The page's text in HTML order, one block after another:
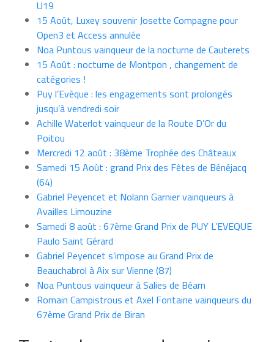
U19
15 Août, Luxey souvenir Josette Compagne pour
Open3 et Access annulée
Noa Puntous vainqueur de la nocturne de Cauterets
15 Août : nocturne de Montpon , changement de
catégories !
Puy l’Evèque : les engagements sont prolongés
jusqu’à vendredi soir
Achille Waterlot vainqueur de la Route D’Or du
Poitou
Mercredi 12 août : 38ème Trophée des Châteaux
Samedi 15 Août : grand Prix des Fêtes de Bénéjacq
(64)
Gabriel Peyencet et Nolann Garnier vainqueurs à
Availles Limouzine
Samedi 8 août : 67ème Grand Prix de PUY L’EVEQUE
Paulo Saint Gérard
Gabriel Peyencet s’impose au Grand Prix de
Beauchabrol à Aix sur Vienne (87)
Noa Puntous vainqueur à Salies de Béarn
Romain Campistrous et Axel Fontaine vainqueurs du
67ème Grand Prix de Biran